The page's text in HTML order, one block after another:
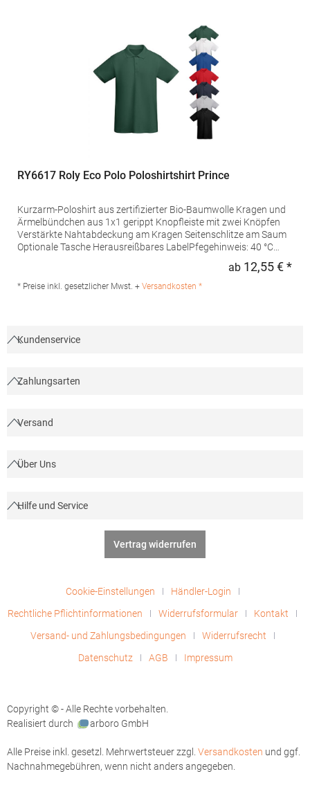
RY6617 Roly Eco Polo Poloshirtshirt Prince
Kurzarm-Poloshirt aus zertifizierter Bio-Baumwolle Kragen und
Ärmelbündchen aus 1x1 gerippt Knopfleiste mit zwei Knöpfen
Verstärkte Nahtabdeckung am Kragen Seitenschlitze am Saum
Optionale Tasche Herausreißbares LabelPfegehinweis: 40 °C
g/m²Materialzusammensetzung: 100% Baumwolle (Heather
Grey: 85% Baumwolle / 15% Viskose)Angaben zur
ab 12,55 € *
* Preise inkl. gesetzlicher Mwst. + Versandkosten *
Kundenservice
Zahlungsarten
Versand
Über Uns
Hilfe und Service
Vertrag widerrufen
Cookie-Einstellungen
Händler-Login
Rechtliche Pflichtinformationen
Widerrufsformular
Kontakt
Versand- und Zahlungsbedingungen
Widerrufsrecht
Datenschutz
AGB Impressum
Copyright © - Alle Rechte vorbehalten.
Realisiert durch
arboro GmbH
Alle Preise inkl. gesetzl. Mehrwertsteuer zzgl. Versandkosten und ggf.
Nachnahmegebühren, wenn nicht anders angegeben.